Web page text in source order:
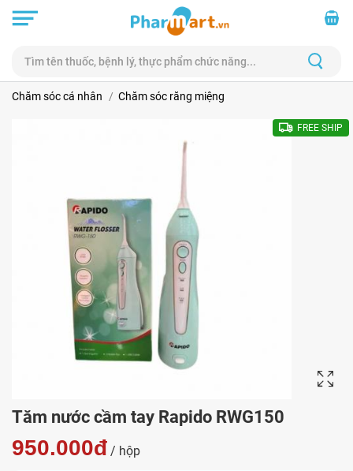
Chăm sóc cá nhân Chăm sóc răng miệng
FREE SHIP
Tăm nước cầm tay Rapido RWG150
950.000đ / hộp